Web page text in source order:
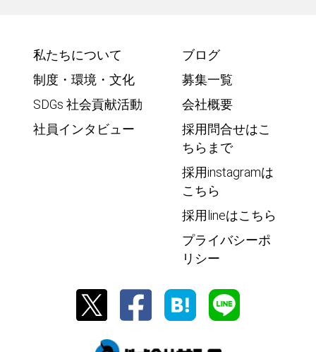
私たちについて
制度・環境・文化
SDGs 社会貢献活動
社員インタビュー
ブログ
募集一覧
会社概要
採用問合せはこ
ちらまで
採用instagramは
こちら
採用lineはこちら
プライバシーポ
リシー